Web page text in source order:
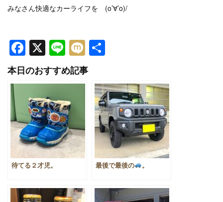
みなさん快適なカーライフを (o’∀’o)/
Facebook
X LineMixi
本日のおすすめ記事
待てる２才児。 最後で最後の 。